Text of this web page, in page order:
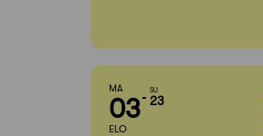
MA
03
ELO
SU
23